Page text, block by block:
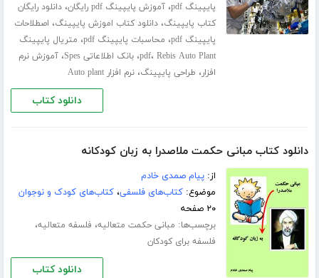
پایپینگ pdf
،آموزش پایپینگ pdf رایگان ،دانلود رایگان
کتاب پایپینگ،دانلود کتاب اموزش پایپینگ، اصطلاحات
پایپینگ pdf
، محاسبات پایپینگ pdf ، متریال پایپینگ
pdf، Rebis Auto Plant ،بانک اطلاعاتی Spes ،آموزش نرم
افزار، طراحی پایپینگ،نرم افزار Auto plant
دانلود کتاب
دانلود کتاب مبانی حکمت ملاصدرا به زبان کودکانه
از:پیام صمدی خادم
موضوع:کتاب‌های فلسفی،کتاب‌های کودک و نوجوان
۲۰ صفحه
برچسب‌ها: مبانی حکمت متعالیه، فلسفه متعالیه،
فلسفه برای کودکان
دانلود کتاب